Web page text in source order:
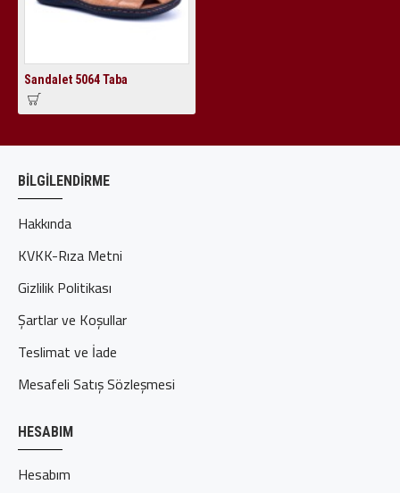
Sandalet 5064 Taba
BILGILENDIRME
Hakkında
KVKK-Rıza Metni
Gizlilik Politikası
Şartlar ve Koşullar
Teslimat ve İade
Mesafeli Satış Sözleşmesi
HESABIM
Hesabım